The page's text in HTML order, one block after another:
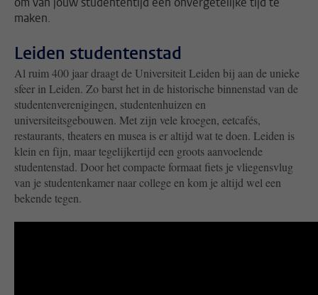
maken.
Leiden studentenstad
Al ruim 400 jaar draagt de Universiteit Leiden bij aan de unieke
sfeer in Leiden. Zo barst het in de historische binnenstad van de
studentenverenigingen, studentenhuizen en
universiteitsgebouwen. Met zijn vele kroegen, eetcafés,
restaurants, theaters en musea is er altijd wat te doen. Leiden is
klein en fijn, maar tegelijkertijd een groots aanvoelende
studentenstad. Door het compacte formaat fiets je vliegensvlug
van je studentenkamer naar college en kom je altijd wel een
bekende tegen.